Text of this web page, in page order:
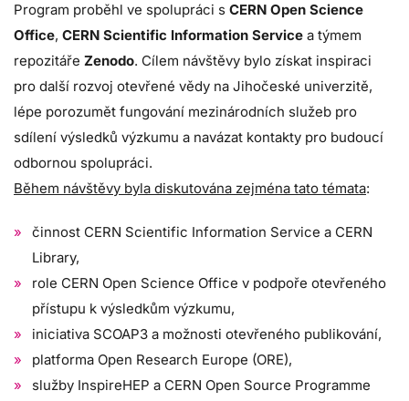
Program proběhl ve spolupráci s CERN Open Science
Office, CERN Scientific Information Service a týmem
repozitáře Zenodo. Cílem návštěvy bylo získat inspiraci
pro další rozvoj otevřené vědy na Jihočeské univerzitě,
lépe porozumět fungování mezinárodních služeb pro
sdílení výsledků výzkumu a navázat kontakty pro budoucí
odbornou spolupráci.
Během návštěvy byla diskutována zejména tato témata:
činnost CERN Scientific Information Service a CERN
Library,
role CERN Open Science Office v podpoře otevřeného
přístupu k výsledkům výzkumu,
iniciativa SCOAP3 a možnosti otevřeného publikování,
platforma Open Research Europe (ORE),
služby InspireHEP a CERN Open Source Programme